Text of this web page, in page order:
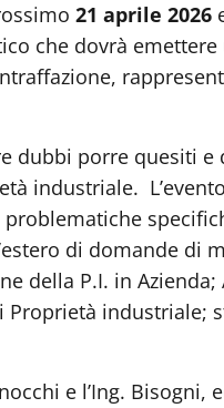
21 aprile 2026
che dovrà emettere
dubbi porre quesiti e
industriale.
di domande di
della P.I. in Azienda;
Proprietà industriale;
e l’Ing. Bisogni,